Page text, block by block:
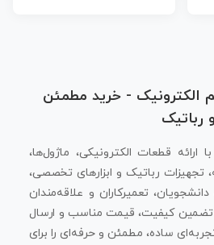
الکترونیک - خرید مطمئن
رباتیک
ارائه قطعات الکترونیکی، ماژول‌ها،
تجهیزات رباتیک و ابزارهای تخصصی،
تعمیرکاران و علاقه‌مندان
تضمین کیفیت، قیمت مناسب و ارسال
ساده، مطمئن و حرفه‌ای را برای